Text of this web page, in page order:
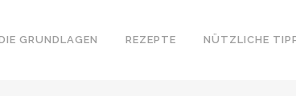
GRUNDLAGEN REZEPTE NÜTZLICHE